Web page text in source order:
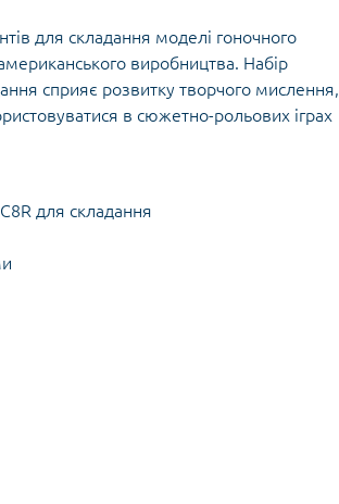
для складання моделі гоночного
виробництва. Набір
сприяє розвитку творчого мислення,
в сюжетно-рольових іграх
для складання